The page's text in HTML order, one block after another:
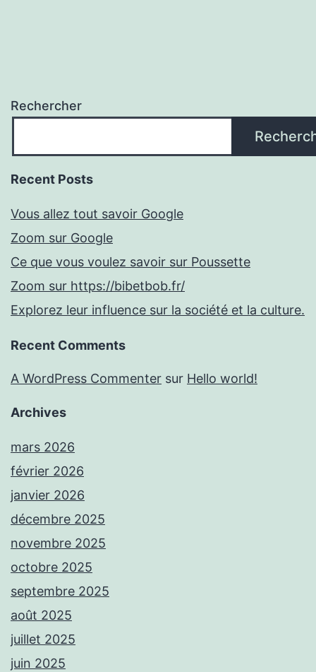
Rechercher
Recent Posts
Vous allez tout savoir Google
Zoom sur Google
Ce que vous voulez savoir sur Poussette
Zoom sur https://bibetbob.fr/
Explorez leur influence sur la société et la culture.
Recent Comments
A WordPress Commenter sur Hello world!
Archives
mars 2026
février 2026
janvier 2026
décembre 2025
novembre 2025
octobre 2025
septembre 2025
août 2025
juillet 2025
juin 2025